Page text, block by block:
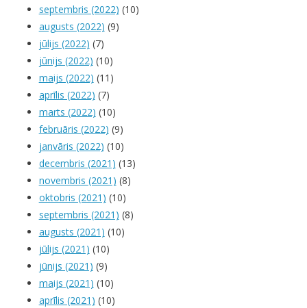
septembris (2022) (10)
augusts (2022) (9)
jūlijs (2022) (7)
jūnijs (2022) (10)
maijs (2022) (11)
aprīlis (2022) (7)
marts (2022) (10)
februāris (2022) (9)
janvāris (2022) (10)
decembris (2021) (13)
novembris (2021) (8)
oktobris (2021) (10)
septembris (2021) (8)
augusts (2021) (10)
jūlijs (2021) (10)
jūnijs (2021) (9)
maijs (2021) (10)
aprīlis (2021) (10)